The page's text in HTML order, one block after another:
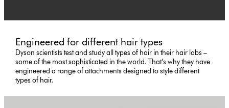
Engineered for different hair types
Dyson scientists test and study all types of hair in their hair labs –
some of the most sophisticated in the world. That’s why they have
engineered a range of attachments designed to style different
types of hair.